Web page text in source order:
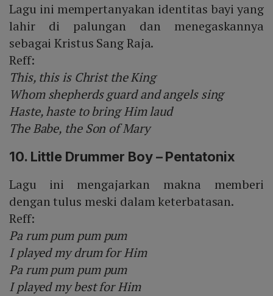
Lagu ini mempertanyakan identitas bayi yang
lahir di palungan dan menegaskannya
sebagai Kristus Sang Raja.
Reff:
This, this is Christ the King
Whom shepherds guard and angels sing
Haste, haste to bring Him laud
The Babe, the Son of Mary
10. Little Drummer Boy – Pentatonix
Lagu ini mengajarkan makna memberi
dengan tulus meski dalam keterbatasan.
Reff:
Pa rum pum pum pum
I played my drum for Him
Pa rum pum pum pum
I played my best for Him